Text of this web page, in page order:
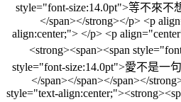
style="font-size:14.0pt">等不來不
</span></strong></p> <p
align:center;"> </p> <p
<strong><span><span
style="font-size:14.0pt">愛不是一
</span></span></span></
style="text-